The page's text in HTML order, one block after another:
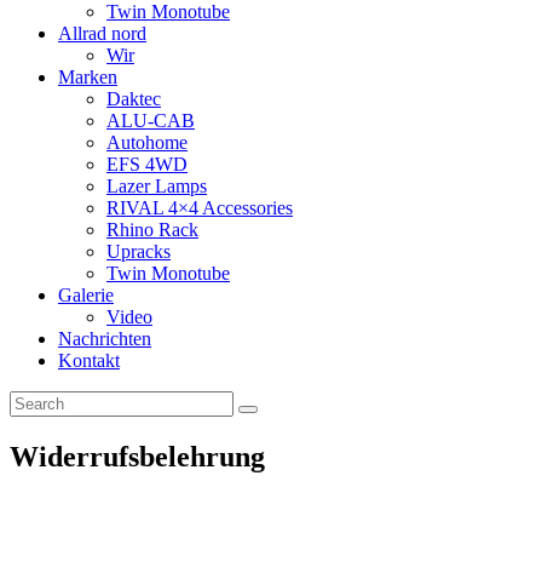
Twin Monotube
Allrad nord
Wir
Marken
Daktec
ALU-CAB
Autohome
EFS 4WD
Lazer Lamps
RIVAL 4×4 Accessories
Rhino Rack
Upracks
Twin Monotube
Galerie
Video
Nachrichten
Kontakt
Widerrufsbelehrung